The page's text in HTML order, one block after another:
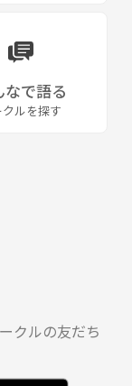
なで語る
ルを探す
クルの友だち